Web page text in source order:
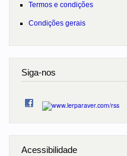
Termos e condições
Condições gerais
Siga-nos
Acessibilidade